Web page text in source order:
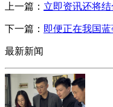
上一篇： 立即资讯还将
下一篇： 即便正在我国
最新新闻